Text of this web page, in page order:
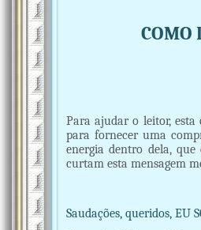
COMO
Para ajudar o leitor, esta
para fornecer uma
energia dentro dela,
curtam esta mensagem
Saudações, queridos, EU